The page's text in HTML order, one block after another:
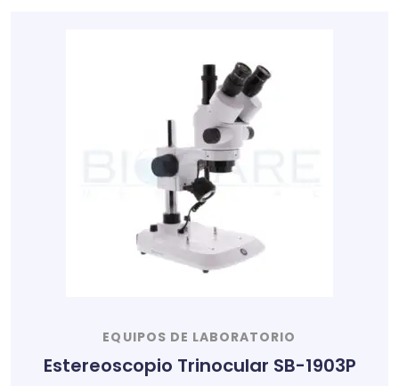
EQUIPOS DE LABORATORIO
Estereoscopio Trinocular SB-1903P